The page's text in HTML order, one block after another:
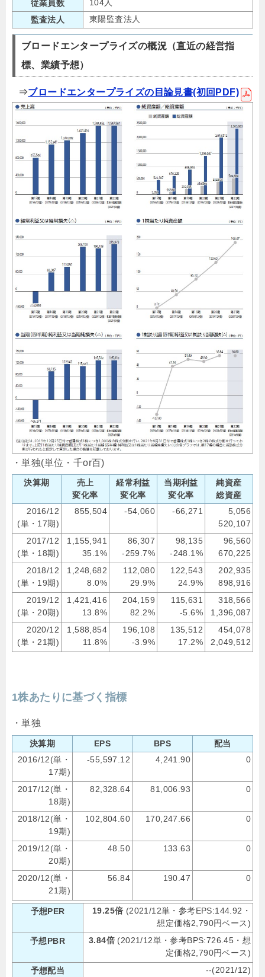
従業員数
104人
監査法人
東陽監査法人
ブロードエンタープライズの概況（直近の経営指
標、業績予想）
⇒ブロードエンタープライズの目論見書(初回PDF)
・単独(単位・千or百)
決算期
売上
変化率
経常利益
変化率
当期利益
変化率
純資産
総資産
2016/12
(単・17期)
855,504 -54,060 -66,271
5,056
520,107
2017/12
(単・18期)
1,155,941
35.1%
86,307
-259.7%
98,135
-248.1%
96,560
670,225
2018/12
(単・19期)
1,248,682
8.0%
112,080
29.9%
122,543
24.9%
202,935
898,916
2019/12
(単・20期)
1,421,416
13.8%
204,159
82.2%
115,631
-5.6%
318,566
1,396,087
2020/12
(単・21期)
1,588,854
11.8%
196,108
-3.9%
135,512
17.2%
454,078
2,049,512
1株あたりに基づく指標
・単独
決算期 EPS BPS
配当
2016/12(単・
17期)
-55,597.12 4,241.90 0
2017/12(単・
18期)
82,328.64 81,006.93 0
2018/12(単・
19期)
102,804.60 170,247.66 0
2019/12(単・
20期)
48.50 133.63 0
2020/12(単・
21期)
56.84 190.47 0
予想PER 19.25倍 (2021/12単・参考EPS:144.92・
想定価格2,790円ベース)
予想PBR
3.84倍 (2021/12単・参考BPS:726.45・想
定価格2,790円ベース)
予想配当
--(2021/12)